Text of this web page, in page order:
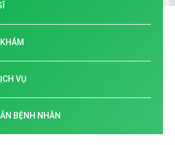
VỤ
BỆNH NHÂN